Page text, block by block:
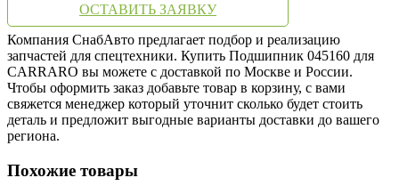
ОСТАВИТЬ ЗАЯВКУ
Компания СнабАвто предлагает подбор и реализацию
запчастей для спецтехники. Купить Подшипник 045160 для
CARRARO вы можете с доставкой по Москве и России.
Чтобы оформить заказ добавьте товар в корзину, с вами
свяжется менеджер который уточнит сколько будет стоить
деталь и предложит выгодные варианты доставки до вашего
региона.
Похожие товары